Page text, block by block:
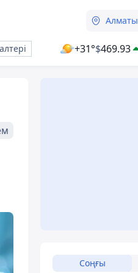
Алматы
+31°$469.93
Соңғы